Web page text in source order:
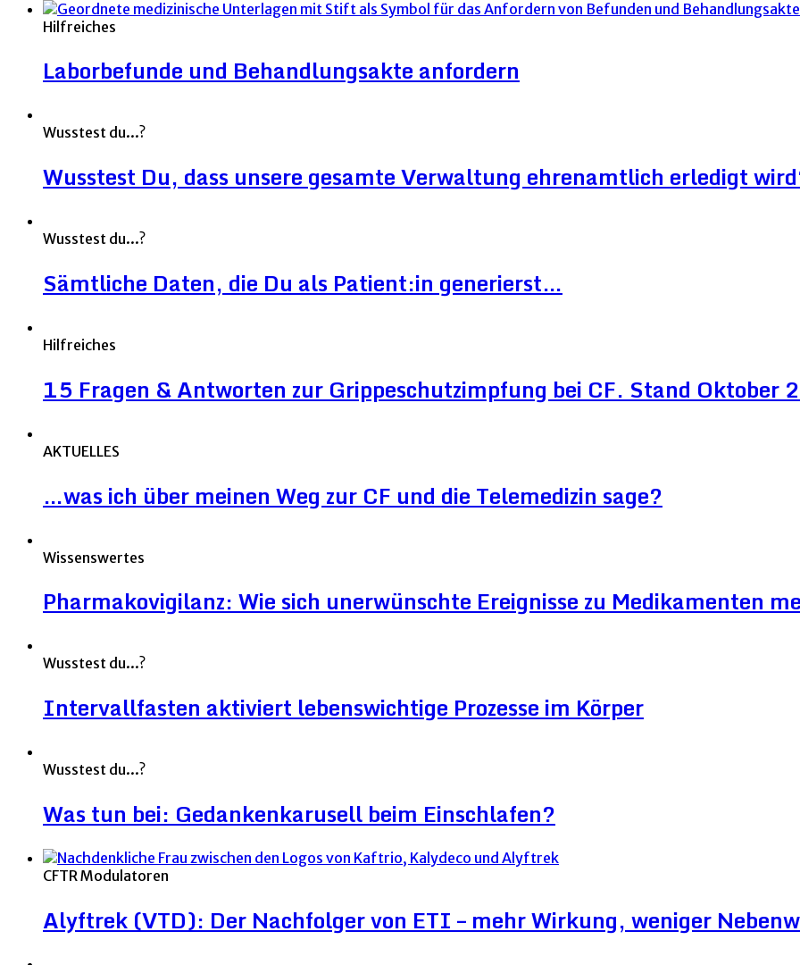
Hilfreiches
Laborbefunde und Behandlungsakte anfordern
Wusstest du...?
Wusstest Du, dass unsere gesamte Verwaltung ehrenamtlich erledigt
Wusstest du...?
Sämtliche Daten, die Du als Patient:in generierst…
Hilfreiches
15 Fragen & Antworten zur Grippeschutzimpfung bei CF. Stand Oktober
AKTUELLES
…was ich über meinen Weg zur CF und die Telemedizin sage?
Wissenswertes
Pharmakovigilanz: Wie sich unerwünschte Ereignisse zu Medikamenten
Wusstest du...?
Intervallfasten aktiviert lebenswichtige Prozesse im Körper
Wusstest du...?
Was tun bei: Gedankenkarusell beim Einschlafen?
CFTR Modulatoren
Alyftrek (VTD): Der Nachfolger von ETI – mehr Wirkung, weniger